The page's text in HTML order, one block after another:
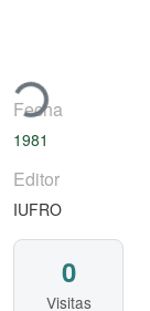
Fecha
1981
Editor
IUFRO
0
Visitas